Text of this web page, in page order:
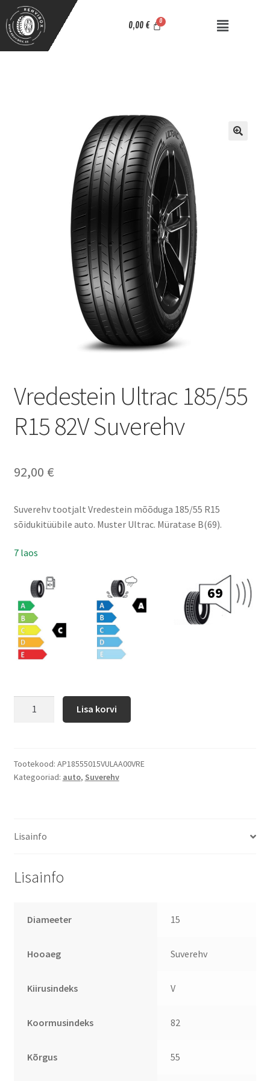
0,00 €
Vredestein Ultrac 185/55
R15 82V Suverehv
92,00 €
Suverehv tootjalt Vredestein mõõduga 185/55 R15
sõidukitüübile auto. Muster Ultrac. Müratase B(69).
7 laos
69
Lisa korvi
Tootekood: AP18555015VULAA00VRE
Kategooriad: auto, Suverehv
Lisainfo
Lisainfo
Diameeter 15
Hooaeg Suverehv
Kiirusindeks V
Koormusindeks 82
Kõrgus 55